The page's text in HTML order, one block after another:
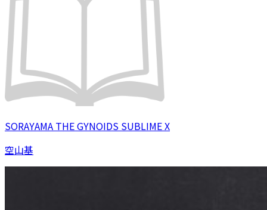
SORAYAMA THE GYNOIDS SUBLIME X
空山基